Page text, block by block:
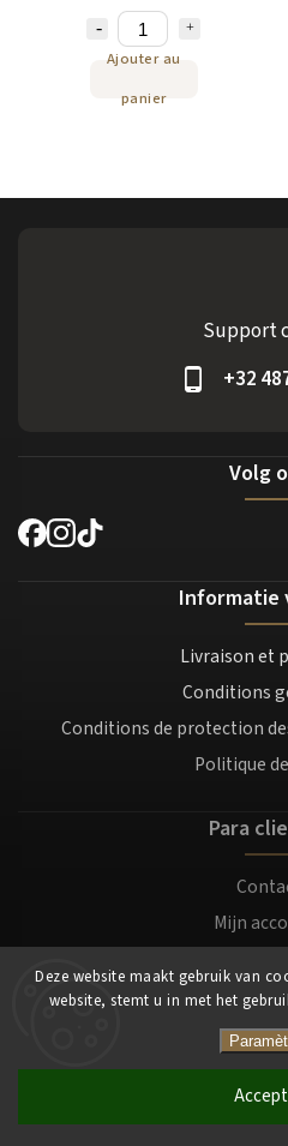
Deze website maakt gebruik van
website, stemt u in met het
Ajouter au
panier
Support
+32
Volg
Informatie
Livraison et
Conditions
Conditions de protection
Politique
Para
Mijn